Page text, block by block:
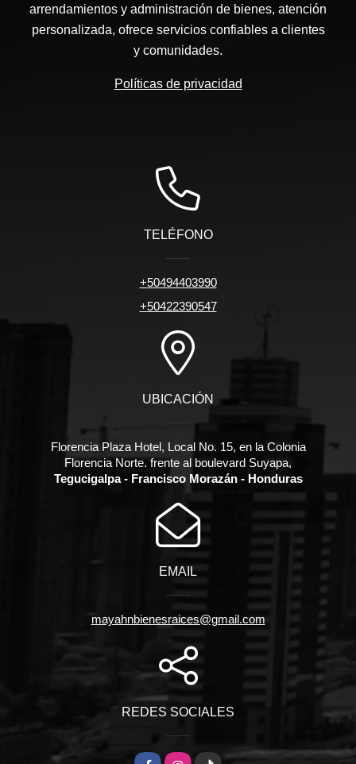
arrendamientos y administración de bienes, atención
personalizada, ofrece servicios confiables a clientes
y comunidades.
Políticas de privacidad
TELÉFONO
+50494403990
+50422390547
UBICACIÓN
Florencia Plaza Hotel, Local No. 15, en la Colonia
Florencia Norte. frente al boulevard Suyapa,
Tegucigalpa - Francisco Morazán - Honduras
EMAIL
mayahnbienesraices@gmail.com
REDES SOCIALES